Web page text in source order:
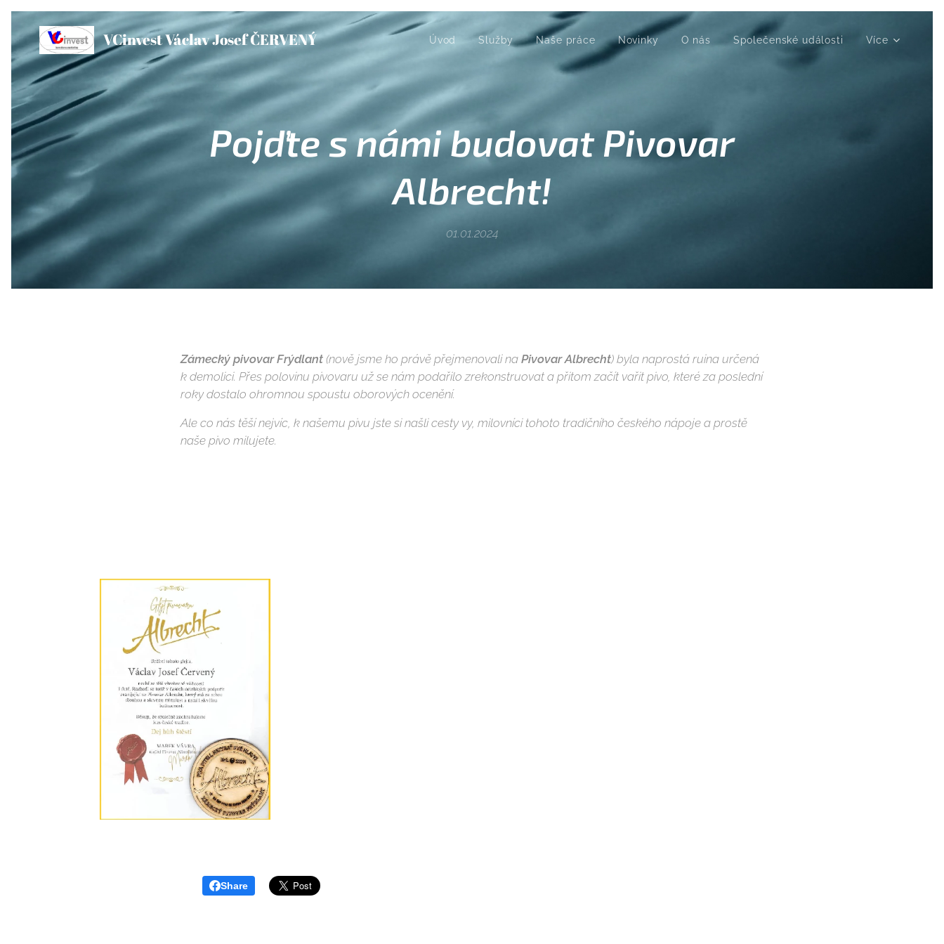
VCinvest Václav Josef ČERVENÝ Úvod Služby Naše práce Novinky O nás Společenské události Více
Pojďte s námi budovat Pivovar
Albrecht!
01.01.2024
Zámecký pivovar Frýdlant (nově jsme ho právě přejmenovali na Pivovar Albrecht) byla naprostá ruina určená
k demolici. Přes polovinu pivovaru už se nám podařilo zrekonstruovat a přitom začít vařit pivo, které za poslední
roky dostalo ohromnou spoustu oborových ocenění.
Ale co nás těší nejvíc, k našemu pivu jste si našli cesty vy, milovníci tohoto tradičního českého nápoje a prostě
naše pivo milujete.
Share